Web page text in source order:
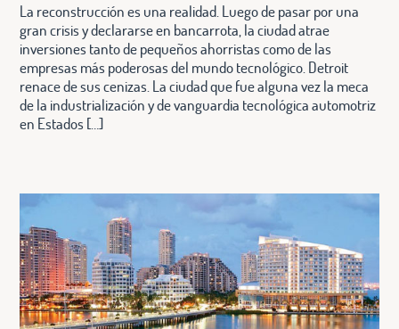
La reconstrucción es una realidad. Luego de pasar por una
gran crisis y declararse en bancarrota, la ciudad atrae
inversiones tanto de pequeños ahorristas como de las
empresas más poderosas del mundo tecnológico. Detroit
renace de sus cenizas. La ciudad que fue alguna vez la meca
de la industrialización y de vanguardia tecnológica automotriz
en Estados […]